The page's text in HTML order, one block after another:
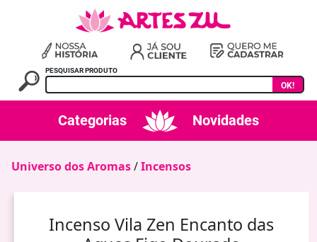
PESQUISAR PRODUTO
OK!
Categorias Novidades
Universo dos Aromas/Incensos
Incenso Vila Zen Encanto das